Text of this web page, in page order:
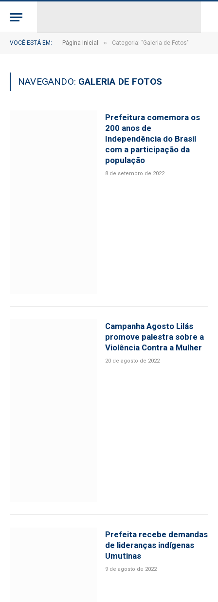
VOCÊ ESTÁ EM: Página Inicial » Categoria: "Galeria de Fotos"
NAVEGANDO: GALERIA DE FOTOS
Prefeitura comemora os
200 anos de
Independência do Brasil
com a participação da
população
8 de setembro de 2022
Campanha Agosto Lilás
promove palestra sobre a
Violência Contra a Mulher
20 de agosto de 2022
Prefeita recebe demandas
de lideranças indígenas
Umutinas
9 de agosto de 2022